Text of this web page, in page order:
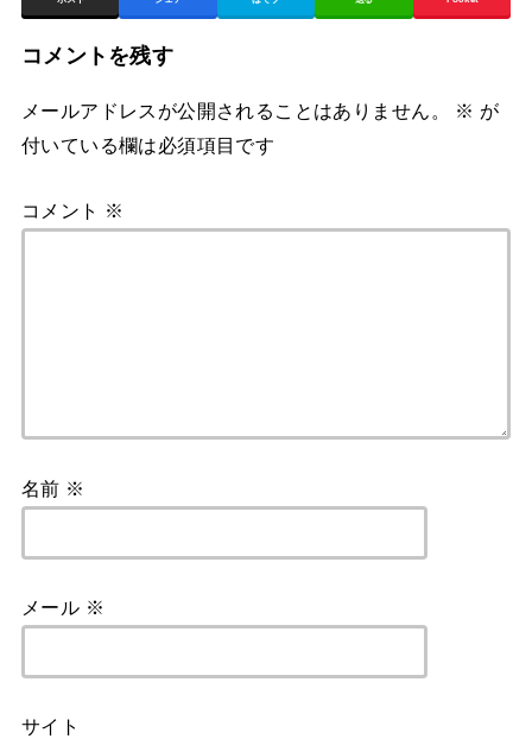
コメントを残す
メールアドレスが公開されることはありません。 ※ が
付いている欄は必須項目です
コメント ※
名前 ※
メール ※
サイト